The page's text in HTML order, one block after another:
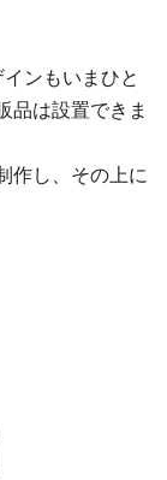
ンもいまひと
品は設置できま
作し、その上に